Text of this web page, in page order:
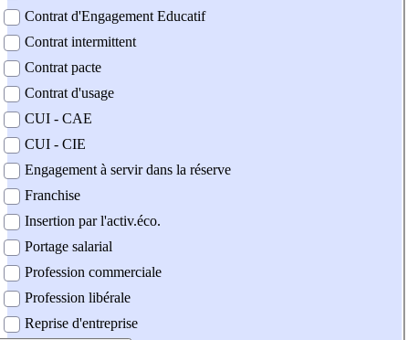
Contrat d'Engagement Educatif
Contrat intermittent
Contrat pacte
Contrat d'usage
CUI - CAE
CUI - CIE
Engagement à servir dans la réserve
Franchise
Insertion par l'activ.éco.
Portage salarial
Profession commerciale
Profession libérale
Reprise d'entreprise